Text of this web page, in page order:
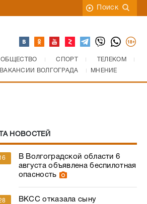
Поиск
ОБЩЕСТВО СПОРТ
ТЕЛЕКОМ
ВАКАНСИИ ВОЛГОГРАДА МНЕНИЕ
НОВОСТЕЙ
В Волгоградской области 6
августа объявлена беспилотная
опасность
ВКСС отказала сыну